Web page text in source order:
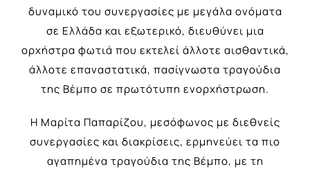
δυναμικό του συνεργασίες με μεγάλα ονόματα
σε Ελλάδα και εξωτερικό, διευθύνει μια
ορχήστρα φωτιά που εκτελεί άλλοτε αισθαντικά,
άλλοτε επαναστατικά, πασίγνωστα τραγούδια
της Βέμπο σε πρωτότυπη ενορχήστρωση.
Η Μαρίτα Παπαρίζου, μεσόφωνος με διεθνείς
συνεργασίες και διακρίσεις, ερμηνεύει τα πιο
αγαπημένα τραγούδια της Βέμπο, με τη